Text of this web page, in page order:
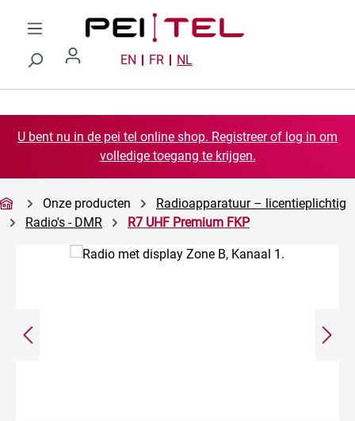
Ga naar de hoofdinhoud
EN FR NL
U bent nu in de pei tel online shop. Registreer of log in om
volledige toegang te krijgen.
Onze producten
Radioapparatuur – licentieplichtig
Radio's - DMR
R7 UHF Premium FKP
Afbeeldingengalerij overslaan